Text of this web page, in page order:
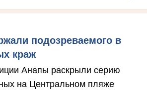
подозреваемого в
краж
Анапы раскрыли серию
на Центральном пляже